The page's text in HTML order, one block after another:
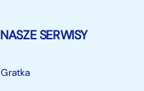
NASZE SERWISY
Gratka